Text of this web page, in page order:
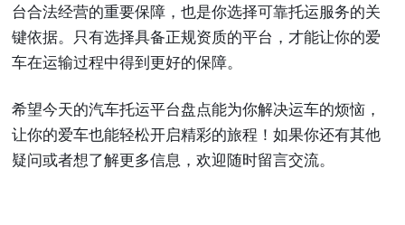
台合法经营的重要保障，也是你选择可靠托运服务的关
键依据。只有选择具备正规资质的平台，才能让你的爱
车在运输过程中得到更好的保障。
希望今天的汽车托运平台盘点能为你解决运车的烦恼，
让你的爱车也能轻松开启精彩的旅程！如果你还有其他
疑问或者想了解更多信息，欢迎随时留言交流。